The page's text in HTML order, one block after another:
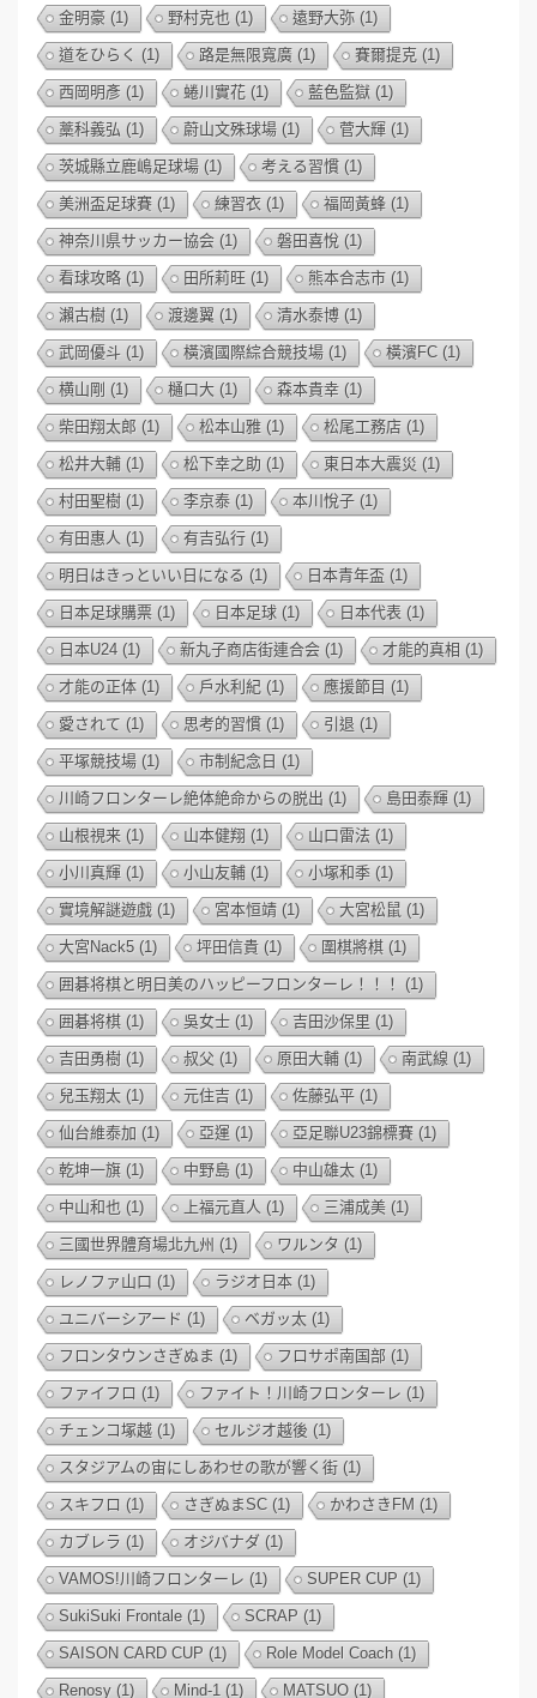
金明豪 (1) 野村克也 (1) 遠野大弥 (1)
道をひらく (1) 路是無限寬廣 (1) 賽爾提克 (1)
西岡明彥 (1) 蜷川實花 (1) 藍色監獄 (1)
藁科義弘 (1) 蔚山文殊球場 (1) 菅大輝 (1)
茨城縣立鹿嶋足球場 (1) 考える習慣 (1)
美洲盃足球賽 (1) 練習衣 (1) 福岡黃蜂 (1)
神奈川県サッカー協会 (1) 磐田喜悅 (1)
看球攻略 (1) 田所莉旺 (1) 熊本合志市 (1)
瀨古樹 (1) 渡邊翼 (1) 清水泰博 (1)
武岡優斗 (1) 橫濱國際綜合競技場 (1) 橫濱FC (1)
横山剛 (1) 樋口大 (1) 森本貴幸 (1)
柴田翔太郎 (1) 松本山雅 (1) 松尾工務店 (1)
松井大輔 (1) 松下幸之助 (1) 東日本大震災 (1)
村田聖樹 (1) 李京泰 (1) 本川悅子 (1)
有田惠人 (1) 有吉弘行 (1)
明日はきっといい日になる (1) 日本青年盃 (1)
日本足球購票 (1) 日本足球 (1) 日本代表 (1)
日本U24 (1) 新丸子商店街連合会 (1) 才能的真相 (1)
才能の正体 (1) 戶水利紀 (1) 應援節目 (1)
愛されて (1) 思考的習慣 (1) 引退 (1)
平塚競技場 (1) 市制紀念日 (1)
川崎フロンターレ絶体絶命からの脱出 (1) 島田泰輝 (1)
山根視来 (1) 山本健翔 (1) 山口雷法 (1)
小川真輝 (1) 小山友輔 (1) 小塚和季 (1)
實境解謎遊戲 (1) 宮本恒靖 (1) 大宮松鼠 (1)
大宮Nack5 (1) 坪田信貴 (1) 圍棋將棋 (1)
囲碁将棋と明日美のハッピーフロンターレ！！！ (1)
囲碁将棋 (1) 吳女士 (1) 吉田沙保里 (1)
吉田勇樹 (1) 叔父 (1) 原田大輔 (1) 南武線 (1)
兒玉翔太 (1) 元住吉 (1) 佐藤弘平 (1)
仙台維泰加 (1) 亞運 (1) 亞足聯U23錦標賽 (1)
乾坤一旗 (1) 中野島 (1) 中山雄太 (1)
中山和也 (1) 上福元直人 (1) 三浦成美 (1)
三國世界體育場北九州 (1) ワルンタ (1)
レノファ山口 (1) ラジオ日本 (1)
ユニバーシアード (1) ベガッ太 (1)
フロンタウンさぎぬま (1) フロサポ南国部 (1)
ファイフロ (1) ファイト！川崎フロンターレ (1)
チェンコ塚越 (1) セルジオ越後 (1)
スタジアムの宙にしあわせの歌が響く街 (1)
スキフロ (1) さぎぬまSC (1) かわさきFM (1)
カブレラ (1) オジバナダ (1)
VAMOS!川崎フロンターレ (1) SUPER CUP (1)
SukiSuki Frontale (1) SCRAP (1)
SAISON CARD CUP (1) Role Model Coach (1)
Renosy (1) Mind-1 (1) MATSUO (1)